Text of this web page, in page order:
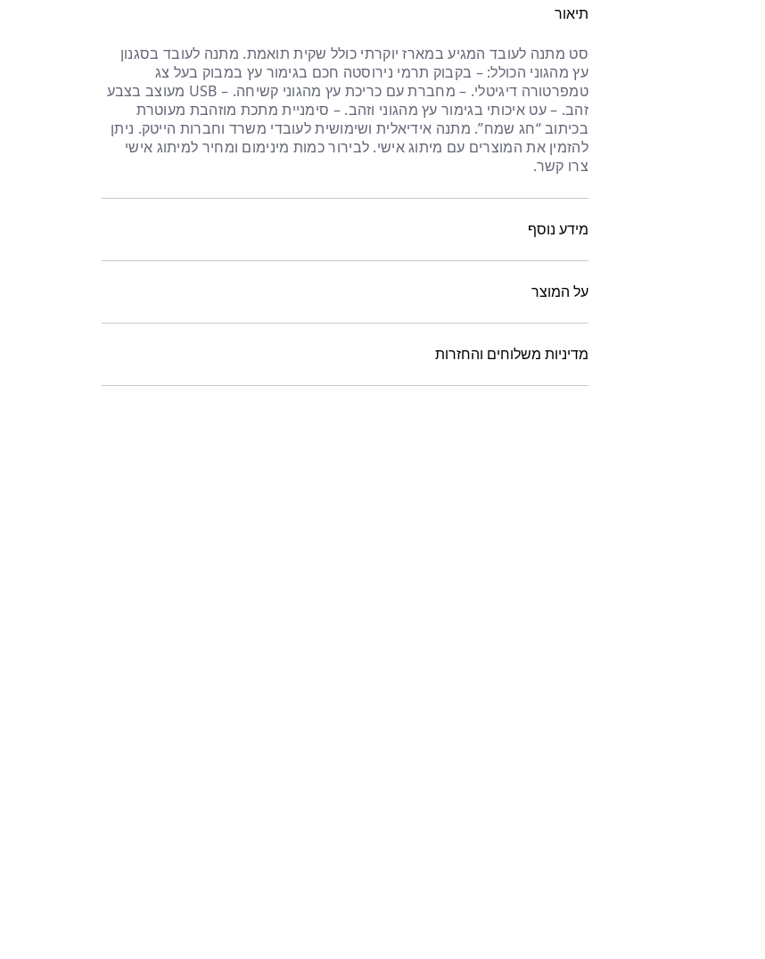
בגימור
מהגוני
תיאור
סט מתנה לעובד המגיע במארז יוקרתי כולל שקית תואמת. מתנה לעובד בסגנון
עץ מהגוני הכולל: – בקבוק תרמי נירוסטה חכם בגימור עץ במבוק בעל צג
טמפרטורה דיגיטלי. – מחברת עם כריכת עץ מהגוני קשיחה. – USB מעוצב בצבע
זהב. – עט איכותי בגימור עץ מהגוני וזהב. – סימניית מתכת מוזהבת מעוטרת
בכיתוב “חג שמח”. מתנה אידיאלית ושימושית לעובדי משרד וחברות הייטק. ניתן
להזמין את המוצרים עם מיתוג אישי. לבירור כמות מינימום ומחיר למיתוג אישי
צרו קשר.
מידע נוסף
על המוצר
מדיניות משלוחים והחזרות